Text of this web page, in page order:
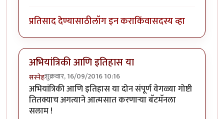
प्रतिसाद देण्यासाठीलॉग इन कराकिंवासदस्य व्हा
अभियांत्रिकी आणि इतिहास या
सस्नेहशुक्रवार, 16/09/2016 10:16
अभियांत्रिकी आणि इतिहास या दोन संपूर्ण वेगळ्या गोष्टी
तितक्याच अगत्याने आत्मसात करणाऱ्या बॅटमॅनला
सलाम !